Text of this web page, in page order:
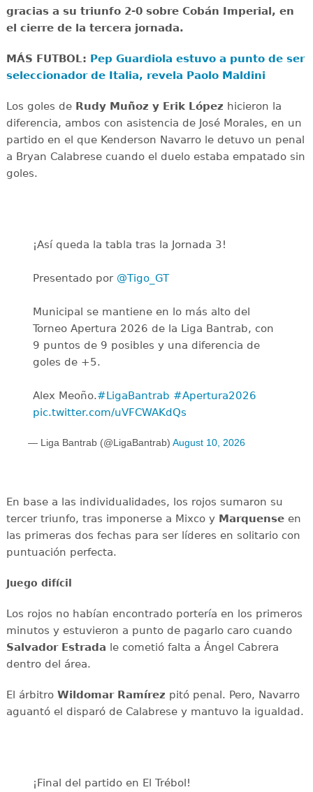
gracias a su triunfo 2-0 sobre Cobán Imperial, en
el cierre de la tercera jornada.
MÁS FUTBOL: Pep Guardiola estuvo a punto de ser
seleccionador de Italia, revela Paolo Maldini
Los goles de Rudy Muñoz y Erik López hicieron la
diferencia, ambos con asistencia de José Morales, en un
partido en el que Kenderson Navarro le detuvo un penal
a Bryan Calabrese cuando el duelo estaba empatado sin
goles.
¡Así queda la tabla tras la Jornada 3!
Presentado por @Tigo_GT
Municipal se mantiene en lo más alto del
Torneo Apertura 2026 de la Liga Bantrab, con
9 puntos de 9 posibles y una diferencia de
goles de +5.
Alex Meoño.#LigaBantrab #Apertura2026
pic.twitter.com/uVFCWAKdQs
— Liga Bantrab (@LigaBantrab) August 10, 2026
En base a las individualidades, los rojos sumaron su
tercer triunfo, tras imponerse a Mixco y Marquenseen
las primeras dos fechas para ser líderes en solitario con
puntuación perfecta.
Juego difícil
Los rojos no habían encontrado portería en los primeros
minutos y estuvieron a punto de pagarlo caro cuando
Salvador Estrada le cometió falta a Ángel Cabrera
dentro del área.
El árbitro Wildomar Ramírez pitó penal. Pero, Navarro
aguantó el disparó de Calabrese y mantuvo la igualdad.
¡Final del partido en El Trébol!